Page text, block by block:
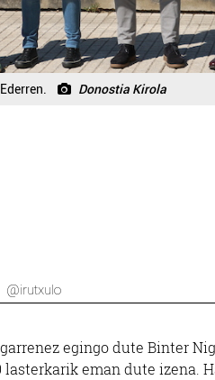
Donostia Kirola
@irutxulo
egingo dute Binter
lasterkarik eman dute izena.